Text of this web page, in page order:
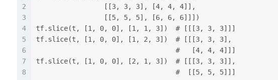
2
3
4
5
6
7
8
                 [[3, 3, 3], [4, 4, 4]],
                 [[5, 5, 5], [6, 6, 6]]])
tf.slice(t, [1, 0, 0], [1, 1, 3])  # [[[3, 3, 3]]]
tf.slice(t, [1, 0, 0], [1, 2, 3])  # [[[3, 3, 3],
                                   #   [4, 4, 4]]]
tf.slice(t, [1, 0, 0], [2, 1, 3])  # [[[3, 3, 3]],
                                   #  [[5, 5, 5]]]